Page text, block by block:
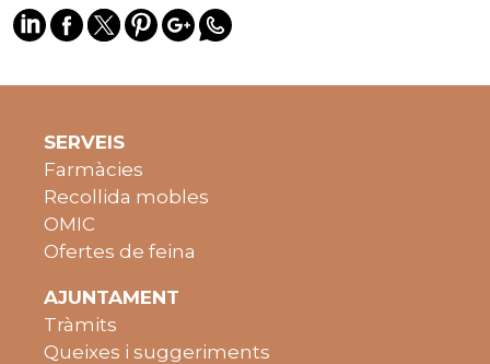
SERVEIS
Farmàcies
Recollida mobles
OMIC
Ofertes de feina
AJUNTAMENT
Tràmits
Queixes i suggeriments